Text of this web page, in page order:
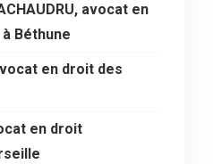
avocat en
Béthune
en droit des
en droit